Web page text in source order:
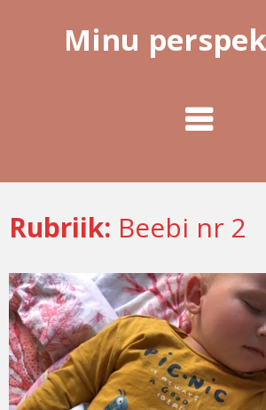
Minu
Rubriik: Beebi nr 2